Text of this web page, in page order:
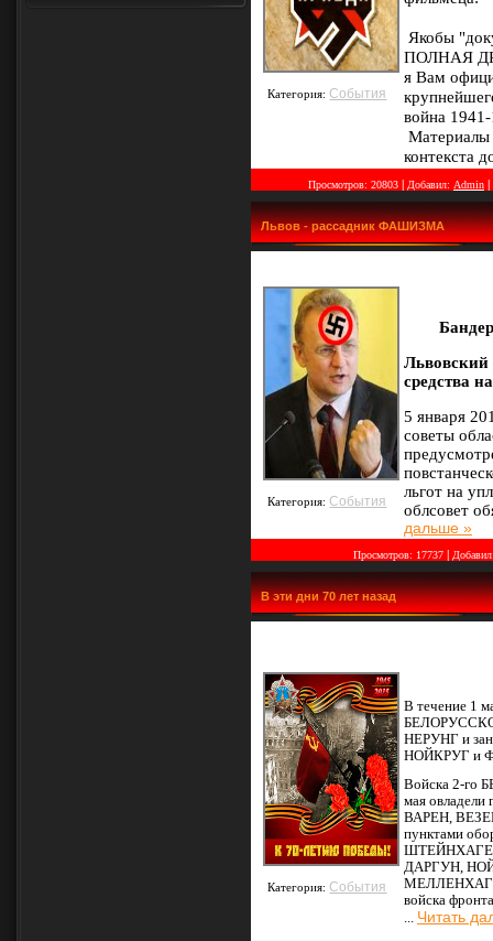
Категория: События
Якобы
ПОЛНАЯ
я Вам
война
Материалы
контекста
Просмотров: 20803 | Добавил: Admin |
Львов - рассадник ФАШИЗМА
Категория: События
Львовский
средства
5 января
советы
льгот на
облсовет
дальше »
Просмотров: 17737 |
В эти дни 70 лет назад
Категория: События
В течение 1
НЕРУНГ и
НОЙКРУГ и
Войска 2-го
мая
ВАРЕН,
пунктами
ДАРГУН,
войска
... Читать